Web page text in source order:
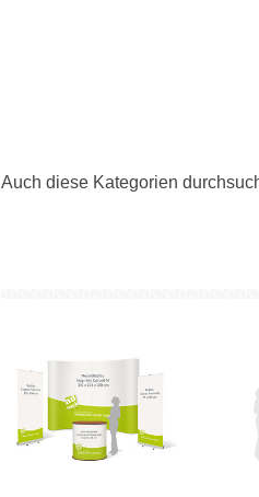
Auch diese Kategorien